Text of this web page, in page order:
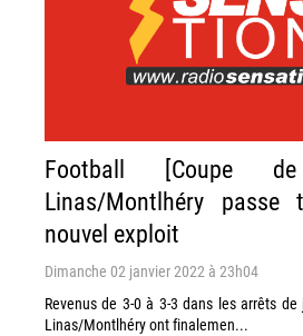
Football [Coupe
Linas/Montlhéry passe
nouvel exploit
Dimanche 02 janvier 2022 à 23h04
Revenus de 3-0 à 3-3 dans les arrêts de
Linas/Montlhéry ont finalemen...